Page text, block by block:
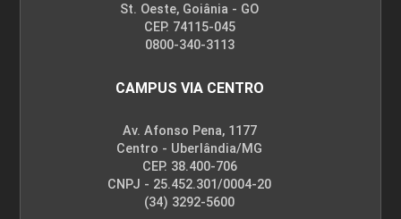
St. Oeste, Goiânia - GO
CEP. 74115-045
0800-340-3113
CAMPUS VIA CENTRO
Av. Afonso Pena, 1177
Centro - Uberlândia/MG
CEP. 38.400-706
CNPJ - 25.452.301/0004-20
(34) 3292-5600